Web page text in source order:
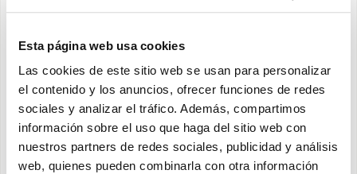
Esta página web usa cookies
Las cookies de este sitio web se usan para personalizar
el contenido y los anuncios, ofrecer funciones de redes
sociales y analizar el tráfico. Además, compartimos
información sobre el uso que haga del sitio web con
nuestros partners de redes sociales, publicidad y análisis
web, quienes pueden combinarla con otra información
El termoventilador compacto para un calor
Descubra